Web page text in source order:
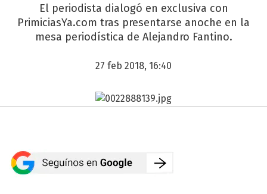
El periodista dialogó en exclusiva con
PrimiciasYa.com tras presentarse anoche en la
mesa periodística de Alejandro Fantino.
27 feb 2018, 16:40